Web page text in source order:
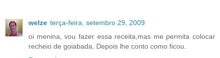
welze terça-feira, setembro 29, 2009
oi menina, vou fazer essa receita,mas me permita colocar
recheio de goiabada. Depois lhe conto como ficou.